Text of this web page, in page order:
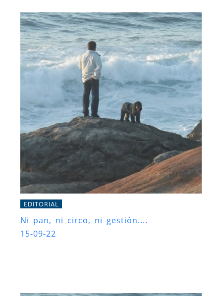
EDITORIAL
Ni pan, ni circo, ni gestión....
15-09-22